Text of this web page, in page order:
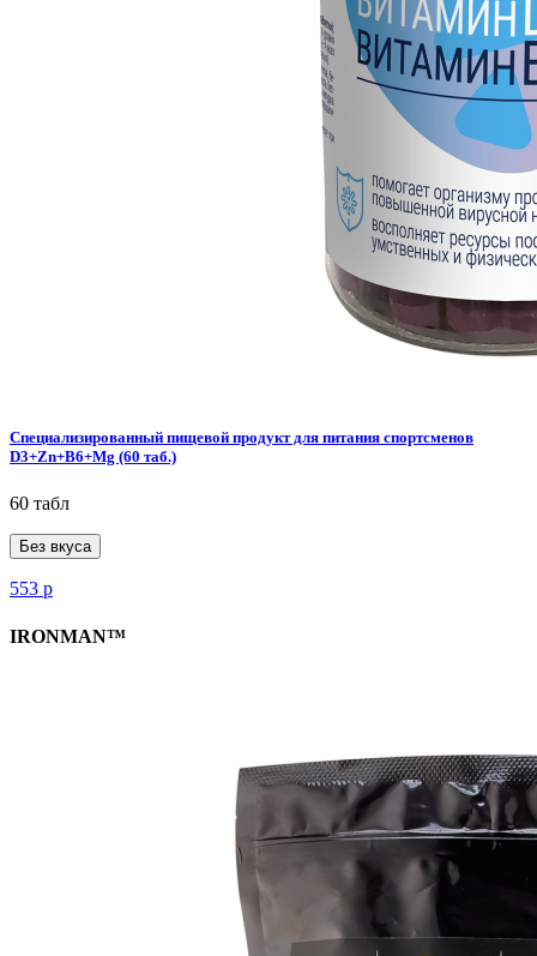
Специализированный пищевой продукт для питания спортсменов
D3+Zn+B6+Mg (60 таб.)
60 табл
Без вкуса
553 р
IRONMAN™